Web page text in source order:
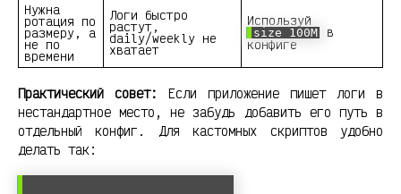
Нужна
ротация по
размеру, а
не по
времени
Логи быстро
растут,
daily/weekly не
хватает
Используй
size 100M
в
конфиге
Практический совет:
Если приложение пишет логи в
нестандартное место, не забудь добавить его путь в
отдельный конфиг. Для кастомных скриптов удобно
делать так: